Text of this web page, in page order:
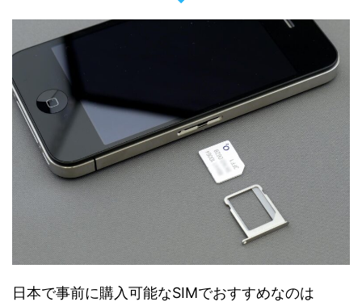
日本で事前に購入可能なSIMでおすすめなのは